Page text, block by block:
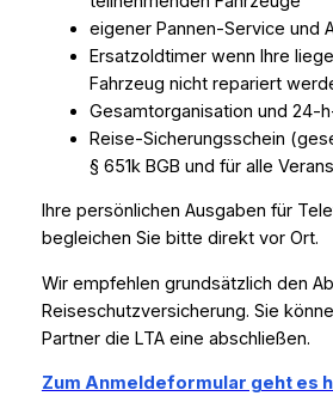
eigener Pannen-Service und
Ersatzoldtimer wenn Ihre
Fahrzeug nicht repariert
Gesamtorganisation und 24-
Reise-Sicherungsschein
§ 651k BGB und für alle
Ihre persönlichen Ausgaben für
begleichen Sie bitte direkt vor Ort.
Wir empfehlen grundsätzlich den
Reiseschutzversicherung. Sie
Partner die LTA eine abschließen.
Zum Anmeldeformular geht es